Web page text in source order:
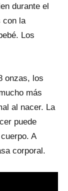
durante el
con la
Los
onzas, los
más
al nacer. La
puede
A
corporal.